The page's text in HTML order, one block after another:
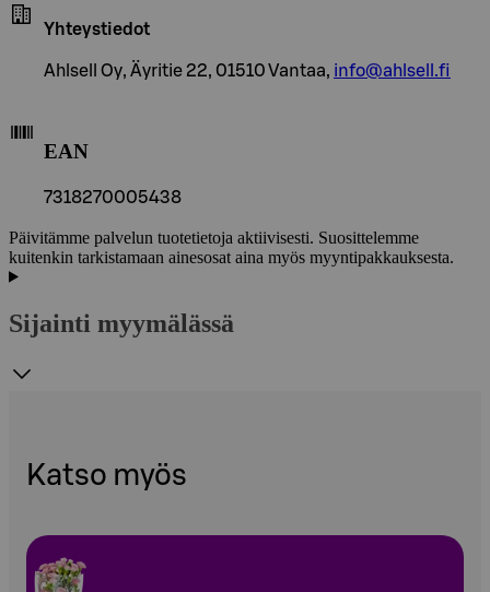
Yhteystiedot
Ahlsell Oy, Äyritie 22, 01510 Vantaa, info@ahlsell.fi
EAN
7318270005438
Päivitämme palvelun tuotetietoja aktiivisesti. Suosittelemme
kuitenkin tarkistamaan ainesosat aina myös myyntipakkauksesta.
Sijainti myymälässä
Katso myös